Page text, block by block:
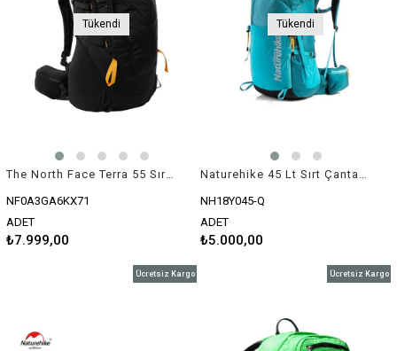
Tükendi
NF0A3GA6KX71
ADET
₺7.999,00
Tükendi
NH18Y045-Q
ADET
₺5.000,00
Ücretsiz Kargo Ücretsiz Kargo